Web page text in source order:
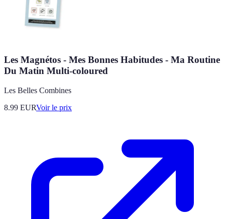
Les Magnétos - Mes Bonnes Habitudes - Ma Routine
Du Matin Multi-coloured
Les Belles Combines
8.99 EURVoir le prix